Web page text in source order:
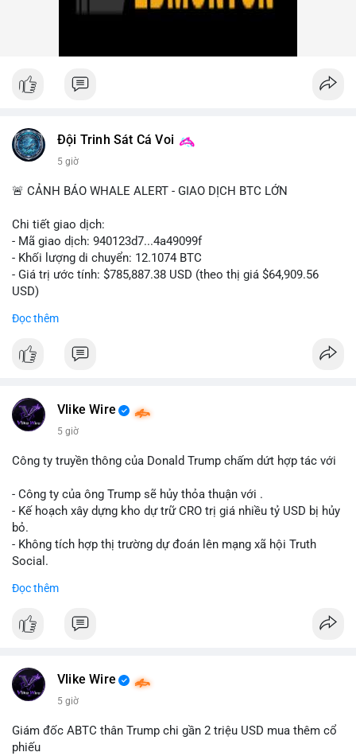
nhiều giao dịch lớn (từ 4 BTC đến 210 BTC) trong ngày, ưu tiên
Xem chi tiết các bài viết đầy đủ tại dòng thời gian của Vlike.vn!
#ofacsanctions
Đội Trinh Sát Cá Voi
5 giờ
🚨 CẢNH BÁO WHALE ALERT - GIAO DỊCH BTC LỚN
Chi tiết giao dịch:
- Mã giao dịch: 940123d7...4a49099f
- Khối lượng di chuyển: 12.1074 BTC
- Giá trị ước tính: $785,887.38 USD (theo thị giá $64,909.56
USD)
Khối lượng 12.1 BTC tương đương gần 786 nghìn USD được di
Động thái này có thể là bước chuẩn bị thanh khoản để bán ra,
hoặc tái phân bổ tài sản giữa các ví nóng nhằm tối ưu phí giao
thấy cá voi đang thăm dò thanh khoản thị trường trước khi có
Lời khuyên cho nhà đầu tư nhỏ lẻ: Theo dõi xác nhận giao dịch
và dòng tiền tiếp theo từ ví nguồn. Khối lượng này chưa đủ tạo
áp lực bán mạnh, nhưng nếu xuất hiện thêm 2-3 giao dịch
tương tự trong 24 giờ tới, khả năng cao là sóng điều chỉnh
ở vùng giá hiện tại.
#12dot1btc #786kusd
Đọc thêm
Vlike Wire
5 giờ
Công ty truyền thông của Donald Trump chấm dứt hợp tác với
- Công ty của ông Trump sẽ hủy thỏa thuận với .
- Kế hoạch xây dựng kho dự trữ CRO trị giá nhiều tỷ USD bị hủy
bỏ.
- Không tích hợp thị trường dự đoán lên mạng xã hội Truth
Social.
#binancesquare
$cro
📰 Nguồn: Cointelegraph
Đọc thêm
Vlike Wire
5 giờ
Giám đốc ABTC thân Trump chi gần 2 triệu USD mua thêm cổ
phiếu